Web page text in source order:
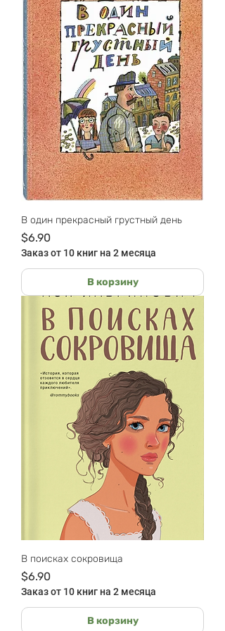
В один прекрасный грустный день
Цена
$6.90
Заказ от 10 книг на 2 месяца
В корзину
В поисках сокровища
Цена
$6.90
Заказ от 10 книг на 2 месяца
В корзину